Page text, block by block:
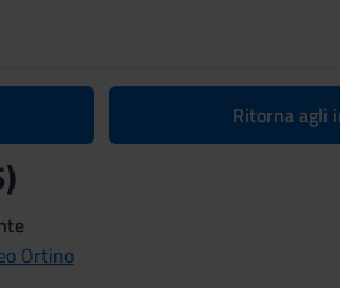
Ritorna agli
Ortino